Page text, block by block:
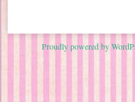
Proudly powered by